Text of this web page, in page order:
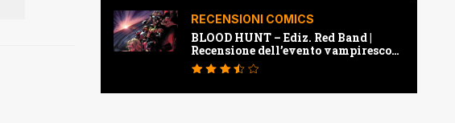
RECENSIONI COMICS
BLOOD HUNT – Ediz. Red Band |
Recensione dell’evento vampiresco
della Marvel